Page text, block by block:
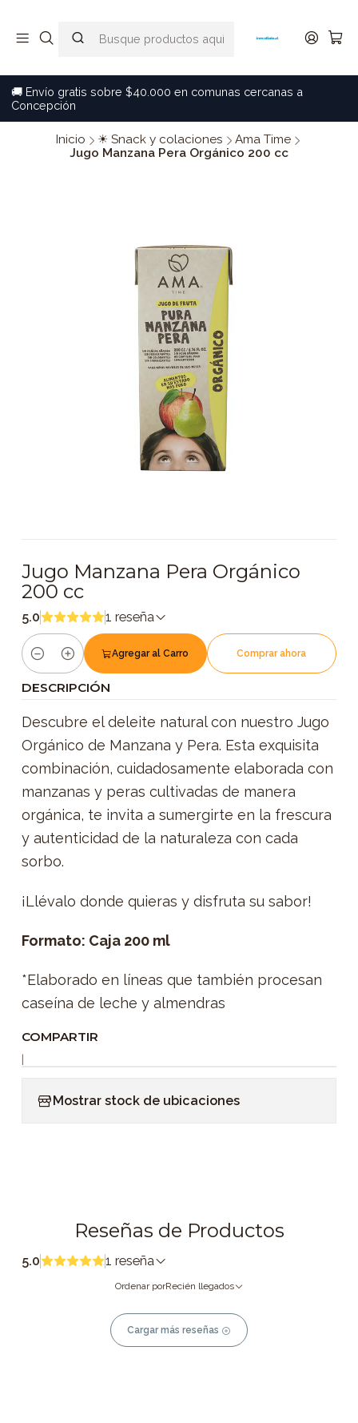
🚚 Envío gratis sobre $40.000 en comunas cercanas a
Concepción
Inicio ☀ Snack y colaciones
Ama Time
Jugo Manzana Pera Orgánico 200 cc
Jugo Manzana Pera Orgánico
200 cc
5.0 1 reseña
Cantidad
Agregar al Carro Comprar ahora
DESCRIPCIÓN
Descubre el deleite natural con nuestro Jugo
Orgánico de Manzana y Pera. Esta exquisita
combinación, cuidadosamente elaborada con
manzanas y peras cultivadas de manera
orgánica, te invita a sumergirte en la frescura
y autenticidad de la naturaleza con cada
sorbo.
¡Llévalo donde quieras y disfruta su sabor!
Formato: Caja 200 ml
*Elaborado en líneas que también procesan
caseína de leche y almendras
COMPARTIR
|
Mostrar stock de ubicaciones
Reseñas de Productos
5.0 1 reseña
Ordenar porRecién llegados
Cargar más reseñas